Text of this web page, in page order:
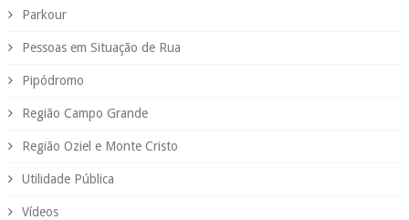
Parkour
Pessoas em Situação de Rua
Pipódromo
Região Campo Grande
Região Oziel e Monte Cristo
Utilidade Pública
Vídeos